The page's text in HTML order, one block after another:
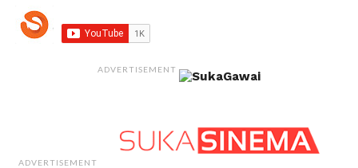
ADVERTISEMENT
ADVERTISEMENT